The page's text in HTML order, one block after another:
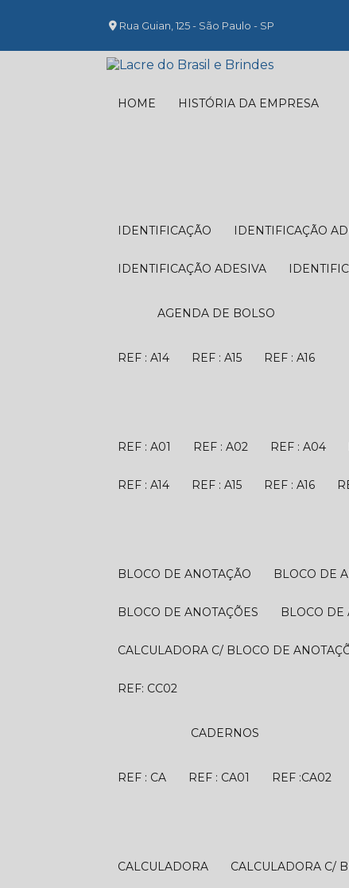
Rua Guian, 125 - São Paulo - SP
HOME HISTÓRIA DA EMPRESA
IDENTIFICAÇÃO IDENTIFICAÇÃO
IDENTIFICAÇÃO ADESIVA
AGENDA DE BOLSO
REF : A14 REF : A15 REF : A16
REF : A01 REF : A02 REF : A04
REF : A14 REF : A15 REF : A16
BLOCO DE ANOTAÇÃO BLOCO DE
BLOCO DE ANOTAÇÕES BLOCO
CALCULADORA C/ BLOCO DE
REF: CC02
CADERNOS
REF : CA REF : CA01 REF :CA02
CALCULADORA CALCULADORA C/